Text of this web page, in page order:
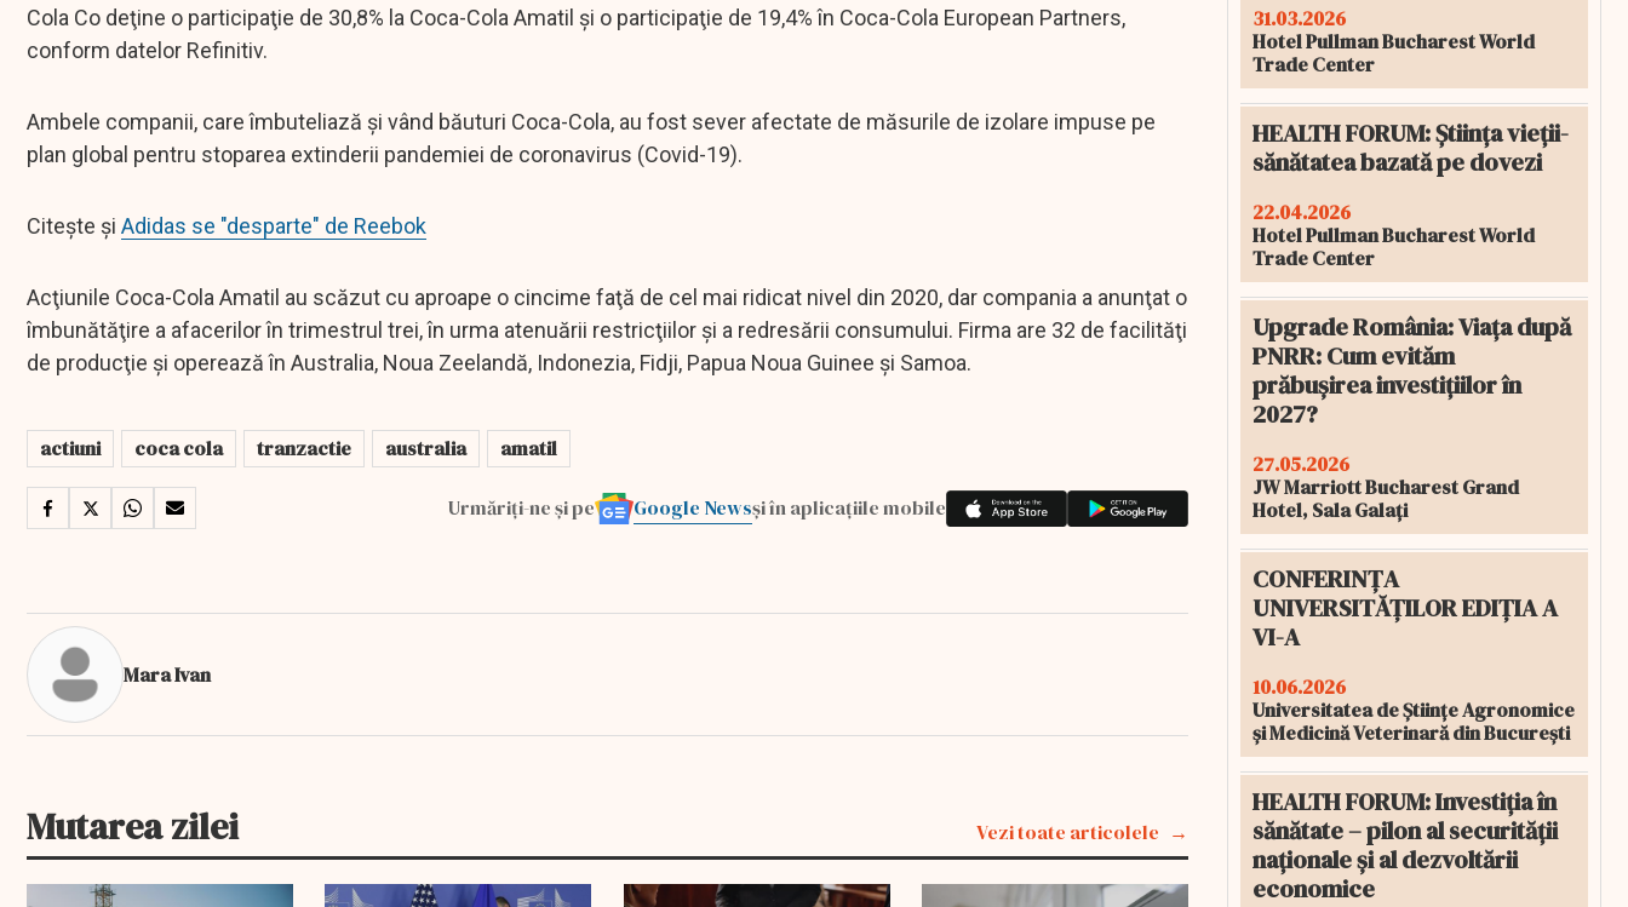
Cola Co deţine o participaţie de 30,8% la Coca-Cola Amatil şi o participaţie de 19,4% în Coca-Cola European Partners,
conform datelor Refinitiv.
Ambele companii, care îmbuteliază şi vând băuturi Coca-Cola, au fost sever afectate de măsurile de izolare impuse pe
plan global pentru stoparea extinderii pandemiei de coronavirus (Covid-19).
Citește și Adidas se "desparte" de Reebok
Acţiunile Coca-Cola Amatil au scăzut cu aproape o cincime faţă de cel mai ridicat nivel din 2020, dar compania a anunţat o
îmbunătăţire a afacerilor în trimestrul trei, în urma atenuării restricţiilor şi a redresării consumului. Firma are 32 de facilităţi
de producţie şi operează în Australia, Noua Zeelandă, Indonezia, Fidji, Papua Noua Guinee şi Samoa.
actiuni coca cola tranzactie australia amatil
Urmăriți-ne și pe Google Newsși în aplicațiile mobile
Mara Ivan
Mutarea zilei Vezi toate articolele
31.03.2026
Hotel Pullman Bucharest World
Trade Center
HEALTH FORUM: Știința vieții-
sănătatea bazată pe dovezi
22.04.2026
Hotel Pullman Bucharest World
Trade Center
Upgrade România: Viața după
PNRR: Cum evităm
prăbușirea investițiilor în
2027?
27.05.2026
JW Marriott Bucharest Grand
Hotel, Sala Galați
CONFERINȚA
UNIVERSITĂȚILOR EDIȚIA A
VI-A
10.06.2026
Universitatea de Științe Agronomice
și Medicină Veterinară din București
HEALTH FORUM: Investiția în
sănătate – pilon al securității
naționale și al dezvoltării
economice